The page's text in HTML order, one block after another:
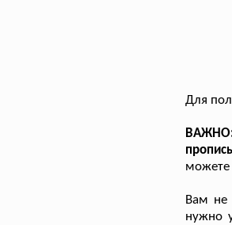
Для
ВАЖНО:
можете
Вам не
нужно